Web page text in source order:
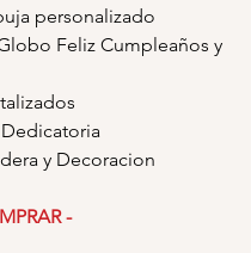
personalizado
Feliz Cumpleaños y
y Decoracion
-